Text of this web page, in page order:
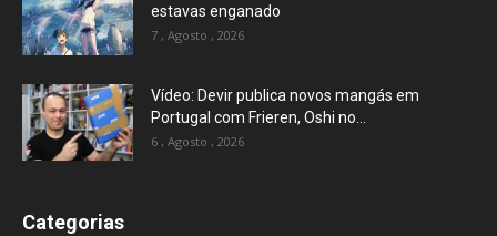
estavas enganado
7 , Agosto , 2026
Vídeo: Devir publica novos mangás em
Portugal com Frieren, Oshi no...
6 , Agosto , 2026
Categorias